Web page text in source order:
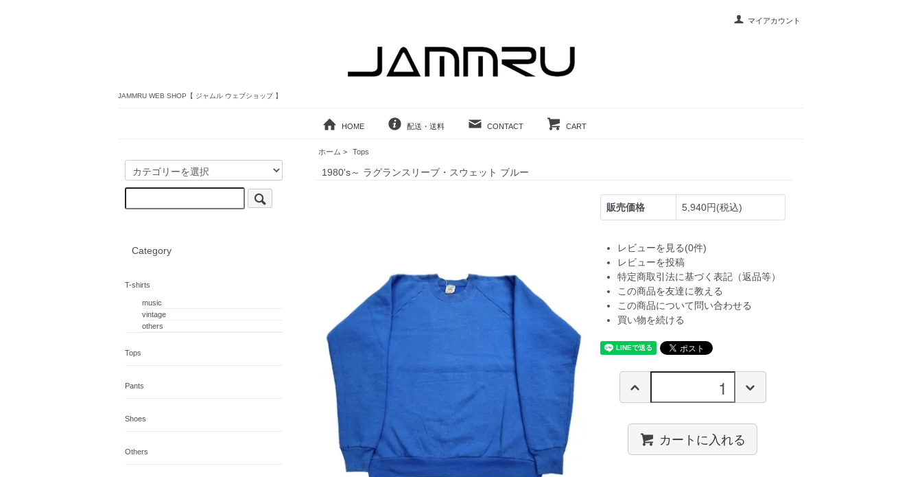
マイアカウント
JAMMRU WEB SHOP【 ジャムル ウェブショップ 】
HOME 配送・送料 CONTACT CART
ホーム > Tops
1980's～ ラグランスリーブ・スウェット ブルー
販売価格 5,940円(税込)
レビューを見る(0件)
レビューを投稿
特定商取引法に基づく表記（返品等）
この商品を友達に教える
この商品について問い合わせる
買い物を続ける
カートに入れる
Category
T-shirts
music
vintage
others
Tops
Pants
Shoes
Others